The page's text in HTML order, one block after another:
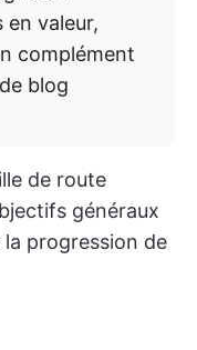
en valeur,
complément
blog
de route
généraux
progression de